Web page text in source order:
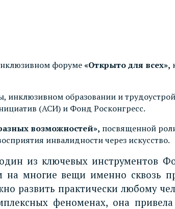
форуме«Открыто для всех»,
образовании и
(АСИ) и Фонд Росконгресс.
возможностей», посвященной
инвалидности через искусство.
из ключевых инструментов
многие вещи именно сквозь
практически любому
феноменах, она